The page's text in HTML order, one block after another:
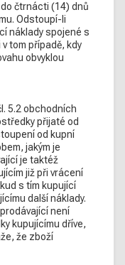
čtrnácti (14) dnů
Odstoupí-li
náklady spojené s
tom případě, kdy
obvyklou
5.2 obchodních
přijaté od
od kupní
jakým je
je taktéž
již při vrácení
s tím kupující
další náklady.
není
kupujícímu dříve,
že zboží